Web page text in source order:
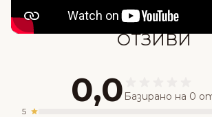
ОТЗИВИ
0,0 Базирано на 0
5